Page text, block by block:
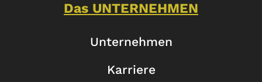
Das UNTERNEHMEN
Unternehmen
Karriere